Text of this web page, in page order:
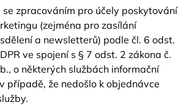
se zpracováním pro účely poskytování
(zejména pro zasílání
a newsletterů) podle čl. 6 odst.
ve spojení s § 7 odst. 2 zákona č.
o některých službách informační
případě, že nedošlo k objednávce